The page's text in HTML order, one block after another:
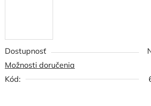
Dostupnosť
Možnosti doručenia
Kód: